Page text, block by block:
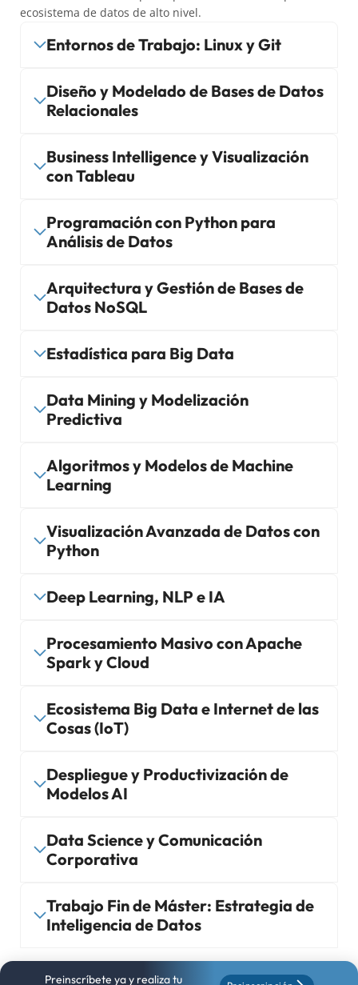
ecosistema de datos de alto nivel.
Entornos de Trabajo: Linux y Git
Diseño y Modelado de Bases de Datos
Relacionales
Business Intelligence y Visualización
con Tableau
Programación con Python para
Análisis de Datos
Arquitectura y Gestión de Bases de
Datos NoSQL
Estadística para Big Data
Data Mining y Modelización
Predictiva
Algoritmos y Modelos de Machine
Learning
Visualización Avanzada de Datos con
Python
Deep Learning, NLP e IA
Procesamiento Masivo con Apache
Spark y Cloud
Ecosistema Big Data e Internet de las
Cosas (IoT)
Despliegue y Productivización de
Modelos AI
Data Science y Comunicación
Corporativa
Trabajo Fin de Máster: Estrategia de
Inteligencia de Datos
Preinscríbete ya y realiza tu